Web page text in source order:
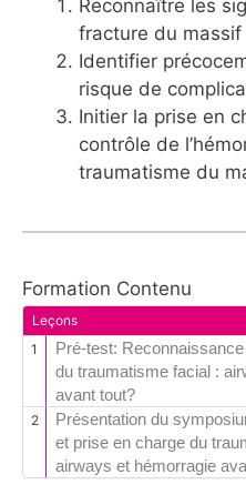
Reconnaître les
fracture du massif
Identifier
risque de
Initier la prise en
contrôle de
traumatisme du
Formation Contenu
Leçons
1
Pré-test:
du traumatisme facial :
avant tout?
2
Présentation du
et prise en charge du
airways et hémorragie